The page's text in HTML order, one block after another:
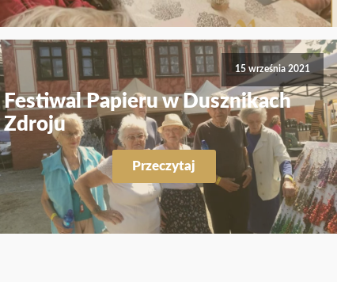
15 września 2021
Festiwal Papieru w Dusznikach
Zdroju
Przeczytaj